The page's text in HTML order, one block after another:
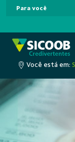
Pular para o
Para você
Você está em: